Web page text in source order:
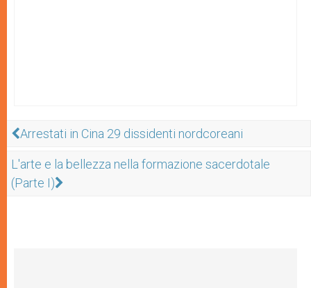
Arrestati in Cina 29 dissidenti nordcoreani
L'arte e la bellezza nella formazione sacerdotale
(Parte I)